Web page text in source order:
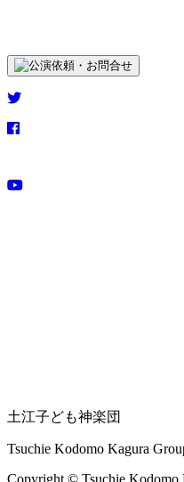
土江子ども神楽団
Tsuchie Kodomo Kagura
Copyright © Tsuchie Kodomo